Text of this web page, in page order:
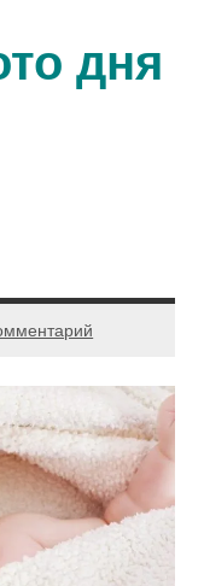
дня